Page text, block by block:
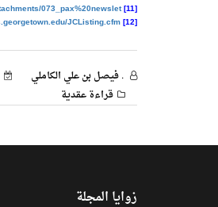
[11]
073_pax%20newslet
[12]
JCListing.cfm
. فيصل بن علي الكاملي
قراءة عقدية
زوايا المجلة